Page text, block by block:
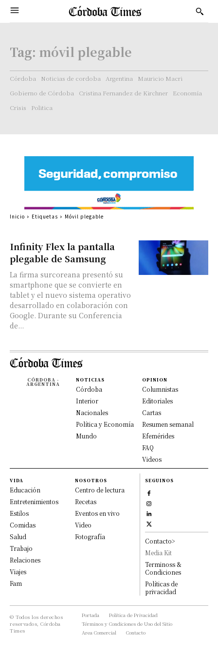
Tag: móvil plegable
Córdoba Noticias de cordoba Argentina
Mauricio Macri
Gobierno de Córdoba
Cristina Fernandez de Kirchner
Economía
Crisis
Politica
Infinity Flex la pantalla
plegable de Samsung
La firma surcoreana presentó su
smartphone que se convierte en
tablet y el nuevo sistema operativo
desarrollado en colaboración con
Google. Durante su Conferencia
de...
Inicio Etiquetas Móvil plegable
CÓRDOBA -
ARGENTINA
NOTICIAS
Córdoba
Interior
Nacionales
Política y Economía
Mundo
OPINION
Columnistas
Editoriales
Cartas
Resumen semanal
Efemérides
FAQ
Videos
VIDA
Educación
Entretenimientos
Estilos
Comidas
Salud
Trabajo
Relaciones
Viajes
Fam
NOSOTROS
Centro de lectura
Recetas
Eventos en vivo
Video
Fotografía
SEGUINOS
Contacto>
Media Kit
Terminoss &
Condiciones
Políticas de
privacidad
© Todos los derechos
reservados, Córdoba
Times
Portada
Política de Privacidad
Términos y Condiciones de Uso del Sitio
Area Comercial
Contacto